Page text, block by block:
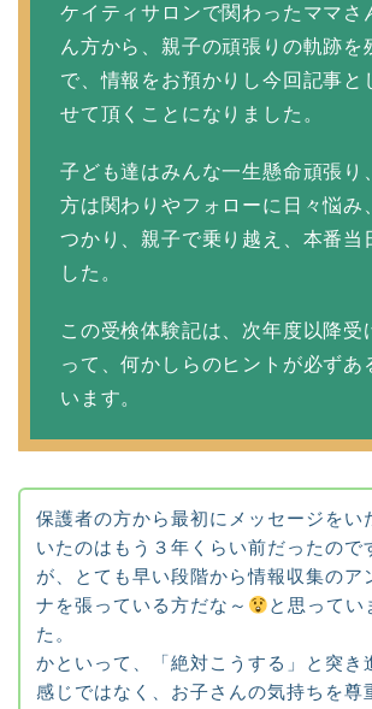
ケイティサロンで関わったママさ
ん方から、親子の頑張りの軌跡を
で、情報をお預かりし今回記事と
せて頂くことになりました。
子ども達はみんな一生懸命頑張り
方は関わりやフォローに日々悩み
つかり、親子で乗り越え、本番当
した。
この受検体験記は、次年度以降受
って、何かしらのヒントが必ずあ
います。
保護者の方から最初にメッセージをい
いたのはもう３年くらい前だったので
が、とても早い段階から情報収集のア
ナを張っている方だな～
と思ってい
た。
かといって、「絶対こうする」と突き
感じではなく、お子さんの気持ちを尊